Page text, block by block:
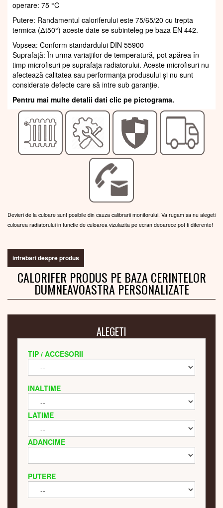
operare: 75 °C
Putere: Randamentul caloriferului este 75/65/20 cu trepta
termica (Δt50°) aceste date se subinteleg pe baza EN 442.
Vopsea: Conform standardului DIN 55900
Suprafaţă: În urma variațiilor de temperatură, pot apărea în
timp microfisuri pe suprafața radiatorului. Aceste microfisuri nu
afectează calitatea sau performanța produsului și nu sunt
considerate defecte care să intre sub garanție.
Pentru mai multe detalii dati clic pe pictograma.
Devieri de la culoare sunt posibile din cauza calibrarii monitorului. Va rugam sa nu alegeti
culoarea radiatorului in functie de culoarea vizulazita pe ecran deoarece pot fi diferente!
intrebari despre produs
CALORIFER PRODUS PE BAZA CERINTELOR
DUMNEAVOASTRA PERSONALIZATE
ALEGETI
TIP / ACCESORII
INALTIME
LATIME
ADANCIME
PUTERE